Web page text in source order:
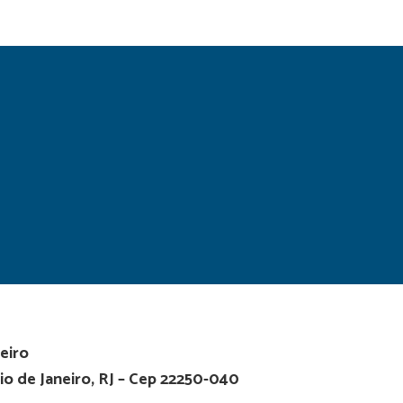
de Janeiro, RJ – Cep 22250-040